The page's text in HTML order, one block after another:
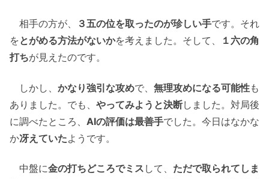
相手の方が、 ３五の位を取ったのが珍しい手です。それ
をとがめる方法がないかを考えました。そして、
１六の角
打ちが見えたのです。
しかし、 かなり強引な攻めで、 無理攻めになる可能性も
ありました。でも、 やってみようと決断しました。対局後
に調べたところ、 AIの評価は最善手でした。今日はなかな
か冴えていたようです。
中盤に金の打ちどころでミス して、 ただで取られてしま